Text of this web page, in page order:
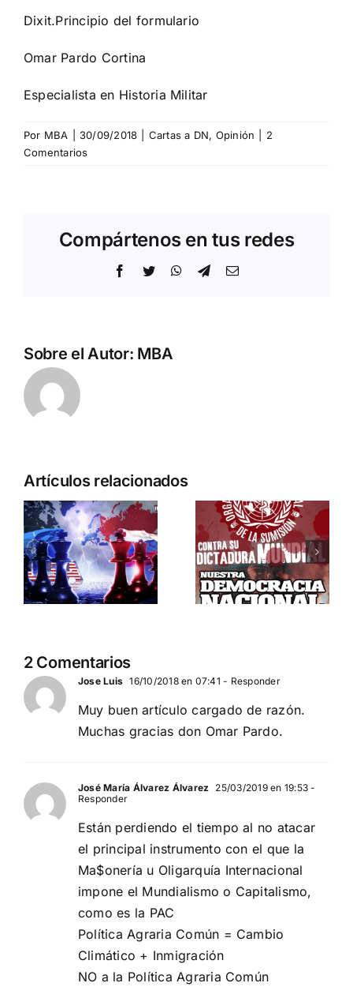
Dixit.Principio del formulario
Omar Pardo Cortina
Especialista en Historia Militar
Por MBA 30/09/2018 Cartas a DN, Opinión
2
Comentarios
Compártenos en tus redes
Facebook
Twitter WhatsApp
TelegramCorreo
Sobre el Autor: MBA
Artículos relacionados
¿Quién o
quiénes
son el
enemigo?
ETA
política.
10 años del falso sin de
ETA militar.
2 Comentarios
Jose Luis 16/10/2018 en 07:41 - Responder
Muy buen artículo cargado de razón.
Muchas gracias don Omar Pardo.
José María Álvarez Álvarez 25/03/2019 en 19:53 -
Responder
Están perdiendo el tiempo al no atacar
el principal instrumento con el que la
Ma$onería u Oligarquía Internacional
impone el Mundialismo o Capitalismo,
como es la PAC
Política Agraria Común = Cambio
Climático + Inmigración
NO a la Política Agraria Común